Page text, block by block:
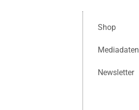
Shop
Mediadaten
Newsletter